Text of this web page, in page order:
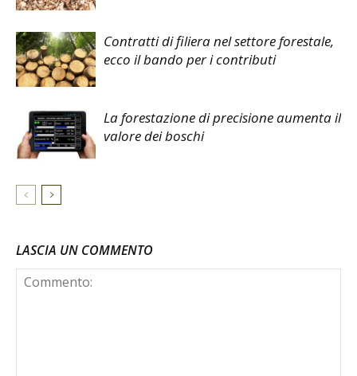
Contratti di filiera nel settore forestale,
ecco il bando per i contributi
La forestazione di precisione aumenta il
valore dei boschi
LASCIA UN COMMENTO